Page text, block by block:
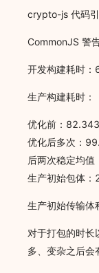
crypto-js 代码
CommonJS 警
开发构建耗时
生产构建耗时：
优化前：
优化后多次：
后两次稳定均
生产初始包体
生产初始传输
对于打包的时长
多、变杂之后会